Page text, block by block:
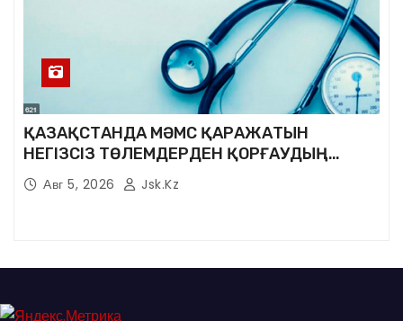
ҚАЗАҚСТАНДА МӘМС ҚАРАЖАТЫН
НЕГІЗСІЗ ТӨЛЕМДЕРДЕН ҚОРҒАУДЫҢ
ЖАҢА ЖҮЙЕСІ ҚҰРЫЛУДА
Авг 5, 2026 Jsk.kz